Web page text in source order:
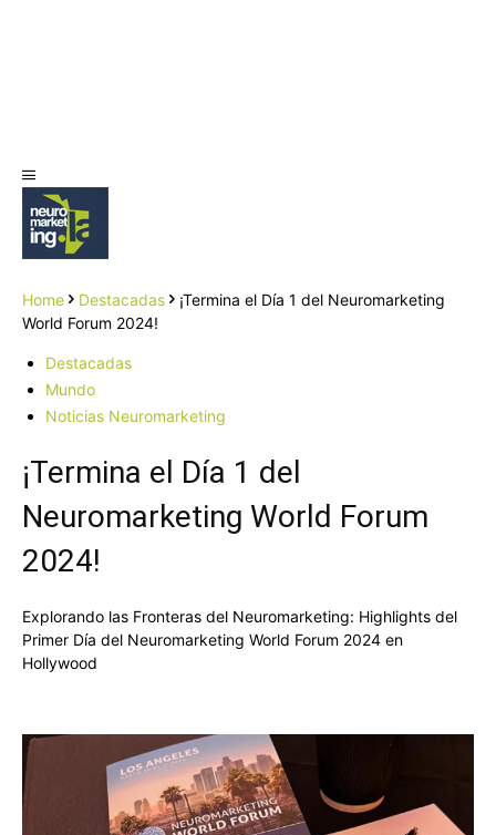
Home Destacadas
¡Termina el Día 1 del Neuromarketing
World Forum 2024!
Destacadas
Mundo
Noticias Neuromarketing
¡Termina el Día 1 del
Neuromarketing World Forum
2024!
Explorando las Fronteras del Neuromarketing: Highlights del
Primer Día del Neuromarketing World Forum 2024 en
Hollywood